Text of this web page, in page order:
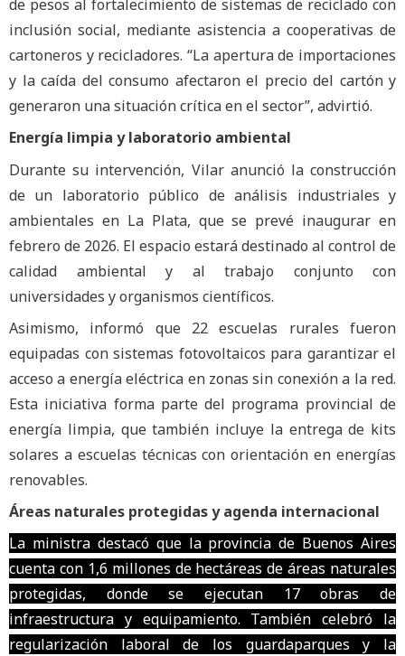
de pesos al fortalecimiento de sistemas de reciclado con
inclusión social, mediante asistencia a cooperativas de
cartoneros y recicladores. “La apertura de importaciones
y la caída del consumo afectaron el precio del cartón y
generaron una situación crítica en el sector”, advirtió.
Energía limpia y laboratorio ambiental
Durante su intervención, Vilar anunció la construcción
de un laboratorio público de análisis industriales y
ambientales en La Plata, que se prevé inaugurar en
febrero de 2026. El espacio estará destinado al control de
calidad ambiental y al trabajo conjunto con
universidades y organismos científicos.
Asimismo, informó que 22 escuelas rurales fueron
equipadas con sistemas fotovoltaicos para garantizar el
acceso a energía eléctrica en zonas sin conexión a la red.
Esta iniciativa forma parte del programa provincial de
energía limpia, que también incluye la entrega de kits
solares a escuelas técnicas con orientación en energías
renovables.
Áreas naturales protegidas y agenda internacional
La ministra destacó que la provincia de Buenos Aires
cuenta con 1,6 millones de hectáreas de áreas naturales
protegidas, donde se ejecutan 17 obras de
infraestructura y equipamiento. También celebró la
regularización laboral de los guardaparques y la